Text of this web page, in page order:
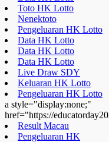
Toto HK Lotto
Nenektoto
Pengeluaran HK Lotto
Data HK Lotto
Data HK Lotto
Data HK Lotto
Live Draw SDY
Keluaran HK Lotto
Pengeluaran HK Lotto
a style="display:none;"
href="https://
Result Macau
Pengeluaran HK